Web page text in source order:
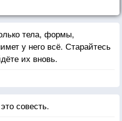
тела, формы,
у него всё. Старайтесь
их вновь.
совесть.